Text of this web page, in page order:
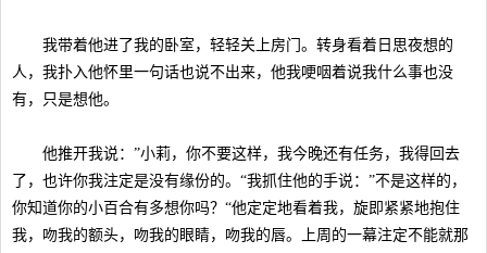
我带着他进了我的卧室，轻轻关上房门。转身看着日思夜想的
人，我扑入他怀里一句话也说不出来，他我哽咽着说我什么事也没
有，只是想他。
他推开我说：”小莉，你不要这样，我今晚还有任务，我得回去
了，也许你我注定是没有缘份的。“我抓住他的手说：”不是这样的，
你知道你的小百合有多想你吗？“他定定地看着我，旋即紧紧地抱住
我，吻我的额头，吻我的眼睛，吻我的唇。上周的一幕注定不能就那